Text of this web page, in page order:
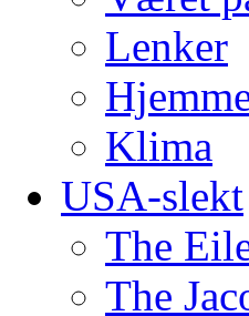
Lenker
Klima
USA-slekt
The
The